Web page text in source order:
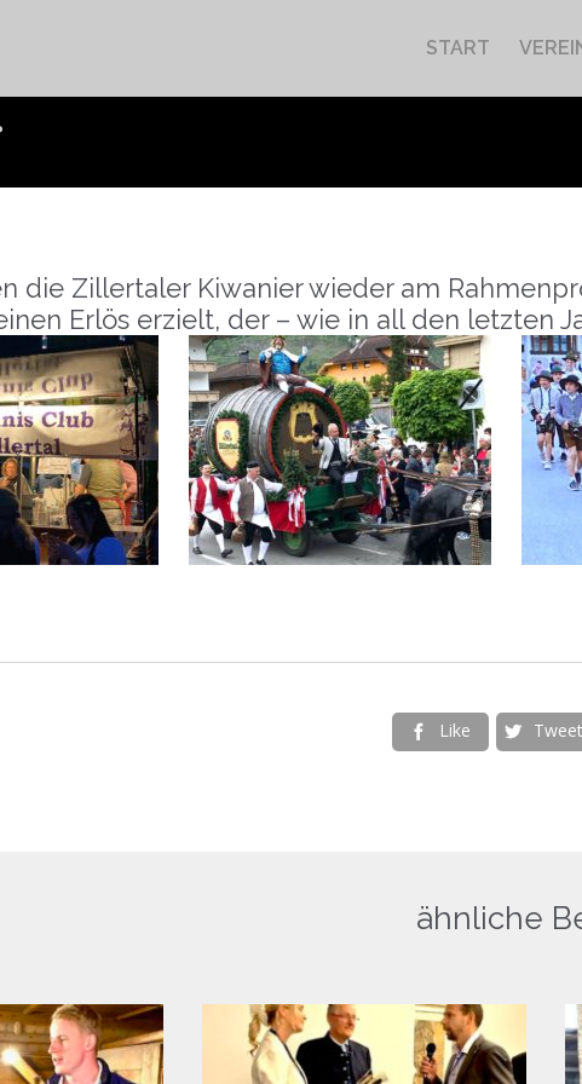
START
die Zillertaler Kiwanier wieder am
Erlös erzielt, der – wie in all den
 Like  Tweet
ähnliche